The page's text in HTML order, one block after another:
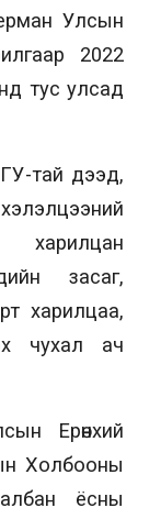
Улсын
2022
тус улсад
тай дээд,
засаг,
харилцаа,
чухал ач
Ерөнхий
Холбооны
ёсны